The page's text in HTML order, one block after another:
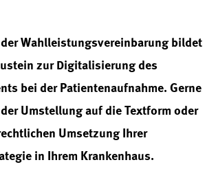
Wahlleistungsvereinbarung bildet
zur Digitalisierung des
bei der Patientenaufnahme. Gerne
Umstellung auf die Textform oder
Umsetzung Ihrer
in Ihrem Krankenhaus.